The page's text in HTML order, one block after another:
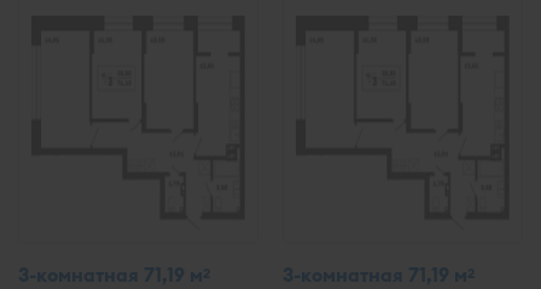
3-комнатная 71,19 м2 3-комнатная 71,19 м2